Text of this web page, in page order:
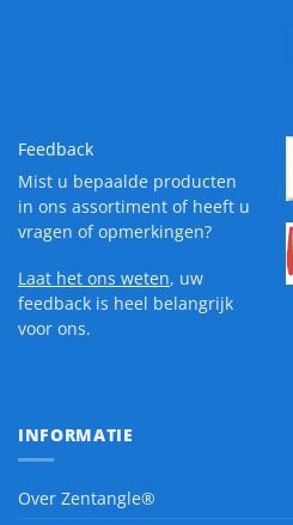
Feedback
Mist u bepaalde producten
in ons assortiment of heeft u
vragen of opmerkingen?
Laat het ons weten, uw
feedback is heel belangrijk
voor ons.
INFORMATIE
Over Zentangle®